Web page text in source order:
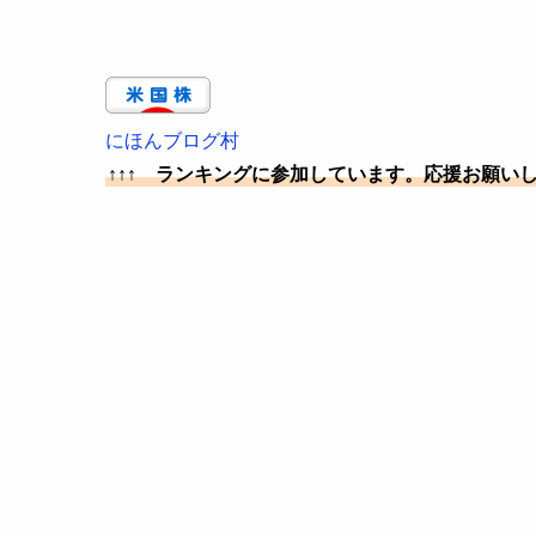
にほんブログ村
↑↑↑ ランキングに参加しています。応援お願い